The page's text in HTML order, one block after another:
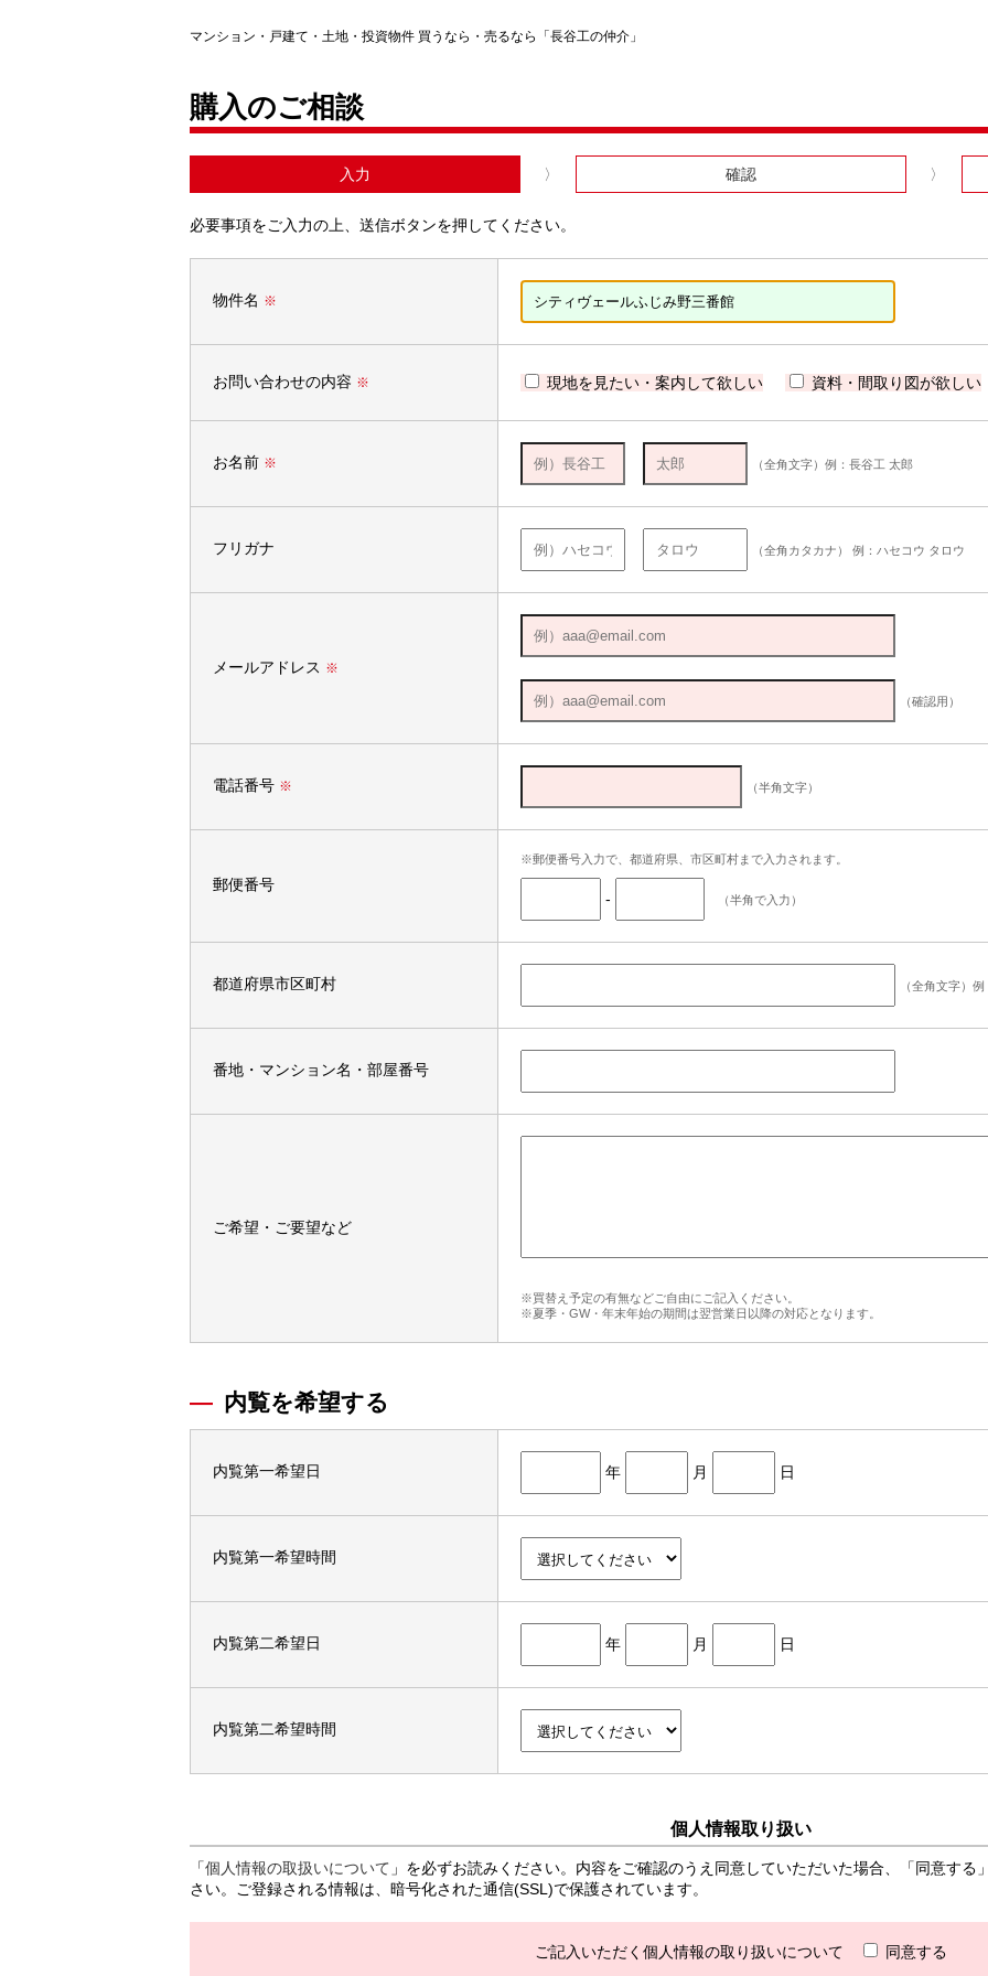
マンション・戸建て・土地・投資物件 買うなら・売るなら「長谷工の仲介」
購入のご相談
入力 確認
必要事項をご入力の上、送信ボタンを押してください。
物件名 ※
お問い合わせの内容 ※ 現地を見たい・案内して欲しい 資料・間取り図が欲しい
お名前 ※ （全角文字）例：長谷工 太郎
フリガナ （全角カタカナ） 例：ハセコウ タロウ
メールアドレス ※
（確認用）
電話番号 ※ （半角文字）
郵便番号
※郵便番号入力で、都道府県、市区町村まで入力されます。
- （半角で入力）
都道府県市区町村 （全角文字）
番地・マンション名・部屋番号
ご希望・ご要望など
※買替え予定の有無などご自由にご記入ください。
※夏季・GW・年末年始の期間は翌営業日以降の対応となります。
内覧を希望する
内覧第一希望日 年 月 日
内覧第一希望時間
内覧第二希望日 年 月 日
内覧第二希望時間
個人情報取り扱い
「個人情報の取扱いについて 」を必ずお読みください。内容をご確認のうえ同意していただいた場合、「同意す
さい。ご登録される情報は、暗号化された通信(SSL)で保護されています。
ご記入いただく個人情報の取り扱いについて 同意する